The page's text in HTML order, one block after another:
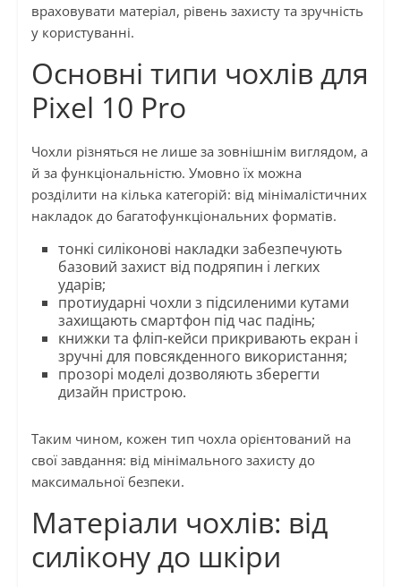
враховувати матеріал, рівень захисту та зручність
у користуванні.
Основні типи чохлів для
Pixel 10 Pro
Чохли різняться не лише за зовнішнім виглядом, а
й за функціональністю. Умовно їх можна
розділити на кілька категорій: від мінімалістичних
накладок до багатофункціональних форматів.
тонкі силіконові накладки забезпечують
базовий захист від подряпин і легких
ударів;
протиударні чохли з підсиленими кутами
захищають смартфон під час падінь;
книжки та фліп-кейси прикривають екран і
зручні для повсякденного використання;
прозорі моделі дозволяють зберегти
дизайн пристрою.
Таким чином, кожен тип чохла орієнтований на
свої завдання: від мінімального захисту до
максимальної безпеки.
Матеріали чохлів: від
силікону до шкіри